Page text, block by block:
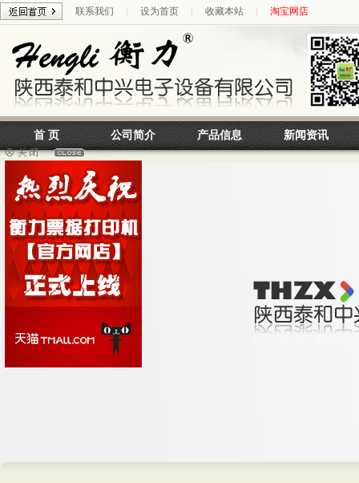
联系我们 设为首页 收藏本站 淘宝网店
首 页 公司简介 产品信息 新闻资讯